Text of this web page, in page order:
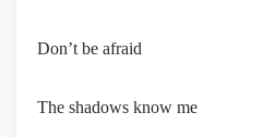
Don’t be afraid
The shadows know me